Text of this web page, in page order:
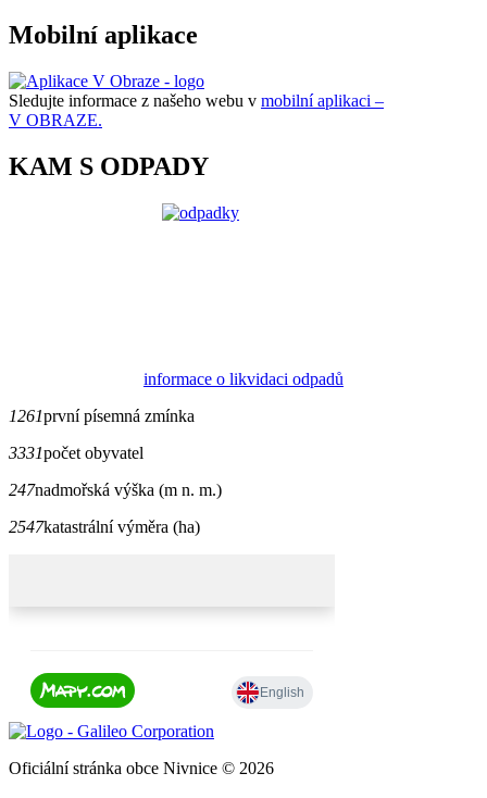
Mobilní aplikace
Sledujte informace z našeho webu v mobilní aplikaci –
V OBRAZE.
KAM S ODPADY
informace o likvidaci odpadů
1261první písemná zmínka
3331počet obyvatel
247nadmořská výška (m n. m.)
2547katastrální výměra (ha)
Oficiální stránka obce Nivnice © 2026